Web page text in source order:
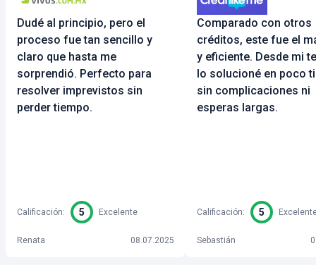
Dudé al principio, pero el
proceso fue tan sencillo y
claro que hasta me
sorprendió. Perfecto para
resolver imprevistos sin
perder tiempo.
Calificación: 5 Excelente
Renata 08.07.2025
Comparado con otros
créditos, este fue el
y eficiente. Desde mi
lo solucioné en poco
sin complicaciones ni
esperas largas.
Calificación: 5
Sebastián